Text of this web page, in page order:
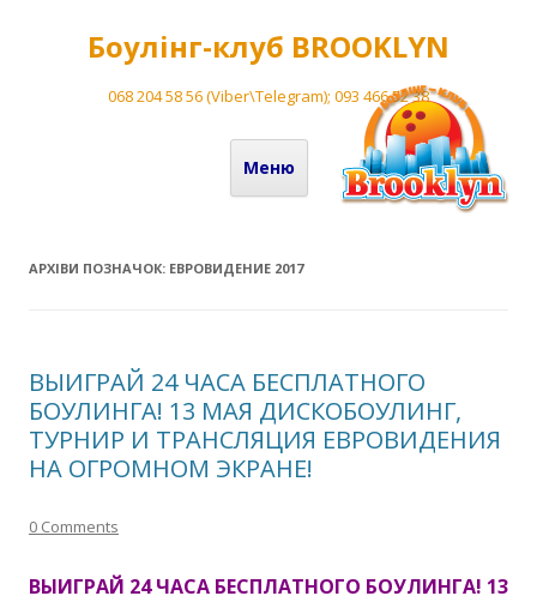
Боулінг-клуб BROOKLYN
068 204 58 56 (Viber\Telegram); 093 466 52 38
Меню
Перейти до вмісту
АРХІВИ ПОЗНАЧОК: ЕВРОВИДЕНИЕ 2017
ВЫИГРАЙ 24 ЧАСА БЕСПЛАТНОГО
БОУЛИНГА! 13 МАЯ ДИСКОБОУЛИНГ,
ТУРНИР И ТРАНСЛЯЦИЯ ЕВРОВИДЕНИЯ
НА ОГРОМНОМ ЭКРАНЕ!
0 Comments
ВЫИГРАЙ 24 ЧАСА БЕСПЛАТНОГО БОУЛИНГА! 13